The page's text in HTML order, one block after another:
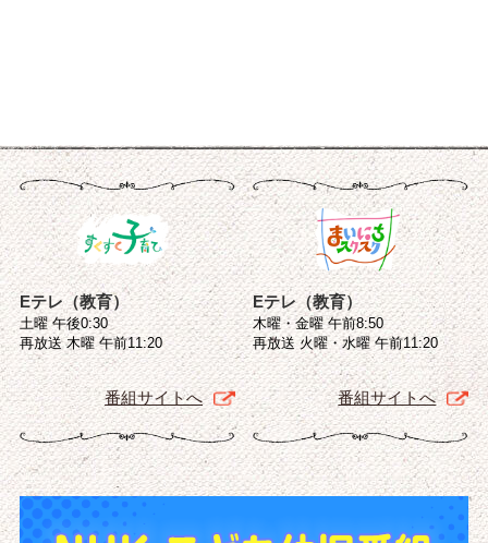
Eテレ（教育）
土曜 午後0:30
再放送 木曜 午前11:20
番組サイトへ
Eテレ（教育）
木曜・金曜 午前8:50
再放送 火曜・水曜 午前11:20
番組サイトへ